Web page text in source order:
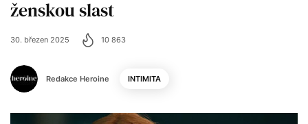
ženskou slast
Redakce Heroine
30. březen 2025 10 863
INTIMITA